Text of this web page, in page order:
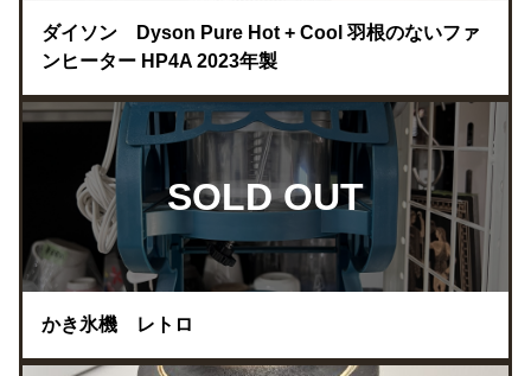
ダイソン Dyson Pure Hot + Cool 羽根のないファ
ンヒーター HP4A 2023年製
SOLD OUT
かき氷機 レトロ